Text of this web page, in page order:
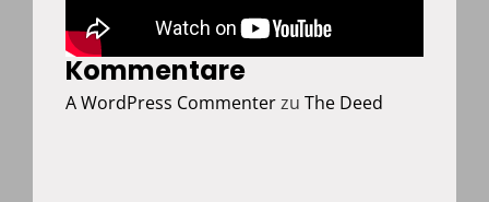
Kommentare
A WordPress Commenterzu The Deed